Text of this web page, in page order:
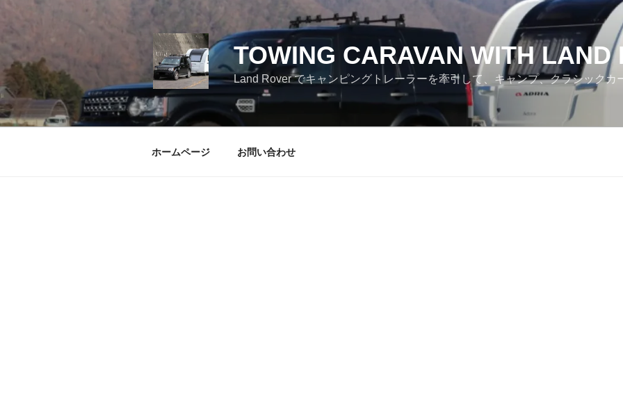
へ
ス
キ
TOWING CARAVAN WITH LAND
Land Rover でキャンピングトレーラーを牽引して、キャンプ、クラシックカ
ホームページ お問い合わせ